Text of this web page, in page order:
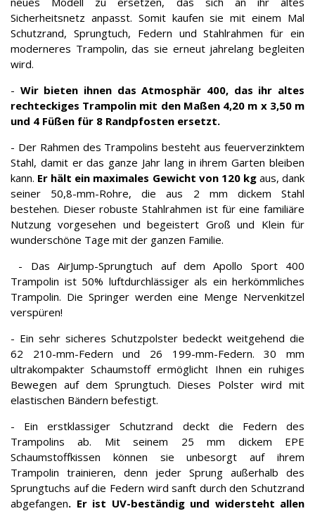
Sicherheitsnetz anpasst. Somit kaufen sie mit einem Mal
Schutzrand, Sprungtuch, Federn und Stahlrahmen für ein
moderneres Trampolin, das sie erneut jahrelang begleiten
wird.
- Wir bieten ihnen das Atmosphär 400, das ihr altes
rechteckiges Trampolin mit den Maßen 4,20 m x 3,50 m
und 4 Füßen für 8 Randpfosten ersetzt.
- Der Rahmen des Trampolins besteht aus feuerverzinktem
Stahl, damit er das ganze Jahr lang in ihrem Garten bleiben
kann. Er hält ein maximales Gewicht von 120 kgaus, dank
seiner 50,8-mm-Rohre, die aus 2 mm dickem Stahl
bestehen. Dieser robuste Stahlrahmen ist für eine familiäre
Nutzung vorgesehen und begeistert Groß und Klein für
wunderschöne Tage mit der ganzen Familie.
- Das AirJump-Sprungtuch auf dem Apollo Sport 400
Trampolin ist 50% luftdurchlässiger als ein herkömmliches
Trampolin. Die Springer werden eine Menge Nervenkitzel
verspüren!
- Ein sehr sicheres Schutzpolster bedeckt weitgehend die
62 210-mm-Federn und 26 199-mm-Federn. 30 mm
ultrakompakter Schaumstoff ermöglicht Ihnen ein ruhiges
Bewegen auf dem Sprungtuch. Dieses Polster wird mit
elastischen Bändern befestigt.
- Ein erstklassiger Schutzrand deckt die Federn des
Trampolins ab. Mit seinem 25 mm dickem EPE
Schaumstoffkissen können sie unbesorgt auf ihrem
Trampolin trainieren, denn jeder Sprung außerhalb des
Sprungtuchs auf die Federn wird sanft durch den Schutzrand
abgefangen. Er ist UV-beständig und widersteht allen